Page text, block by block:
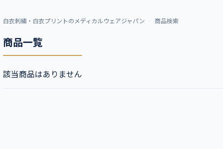
白衣刺繍・白衣プリントのメディカルウェアジャパン 商品検索
商品一覧
該当商品はありません